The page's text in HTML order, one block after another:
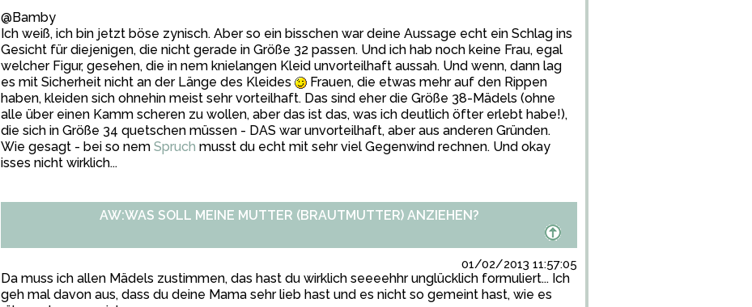
@Bamby
Ich weiß, ich bin jetzt böse zynisch. Aber so ein bisschen war deine Aussage echt ein Schlag ins
Gesicht für diejenigen, die nicht gerade in Größe 32 passen. Und ich hab noch keine Frau, egal
welcher Figur, gesehen, die in nem knielangen Kleid unvorteilhaft aussah. Und wenn, dann lag
es mit Sicherheit nicht an der Länge des Kleides
Frauen, die etwas mehr auf den Rippen
haben, kleiden sich ohnehin meist sehr vorteilhaft. Das sind eher die Größe 38-Mädels (ohne
alle über einen Kamm scheren zu wollen, aber das ist das, was ich deutlich öfter erlebt habe!),
die sich in Größe 34 quetschen müssen - DAS war unvorteilhaft, aber aus anderen Gründen.
Wie gesagt - bei so nem Spruch musst du echt mit sehr viel Gegenwind rechnen. Und okay
isses nicht wirklich...
AW:WAS SOLL MEINE MUTTER (BRAUTMUTTER) ANZIEHEN?
01/02/2013 11:57:05
Da muss ich allen Mädels zustimmen, das hast du wirklich seeeehhr unglücklich formuliert... Ich
geh mal davon aus, dass du deine Mama sehr lieb hast und es nicht so gemeint hast, wie es